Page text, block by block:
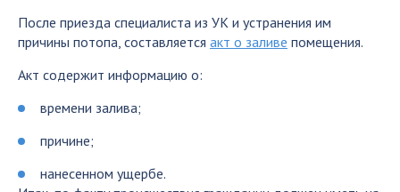
После приезда специалиста из УК и устранения им
причины потопа, составляется акт о заливе помещения.
Акт содержит информацию о:
времени залива;
причине;
нанесенном ущербе.